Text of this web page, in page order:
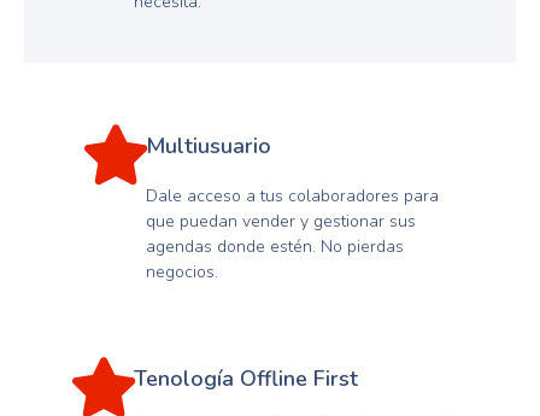
Multiusuario
Dale acceso a tus colaboradores para
que puedan vender y gestionar sus
agendas donde estén. No pierdas
negocios.
Tenología Offline First